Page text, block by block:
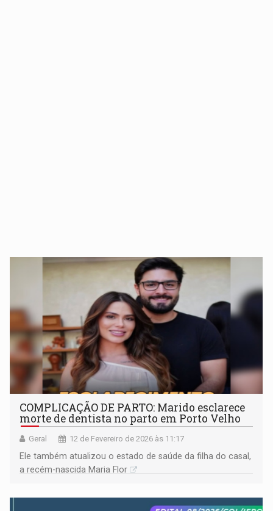
COMPLICAÇÃO DE PARTO: Marido esclarece
morte de dentista no parto em Porto Velho
Geral 12 de Fevereiro de 2026 às 11:17
Ele também atualizou o estado de saúde da filha do casal,
a recém-nascida Maria Flor